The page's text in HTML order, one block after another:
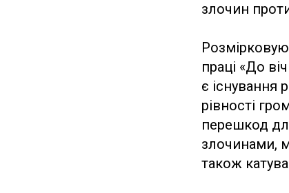
злочин
праці «До
є існування
рівності
перешкод
злочинами,
також